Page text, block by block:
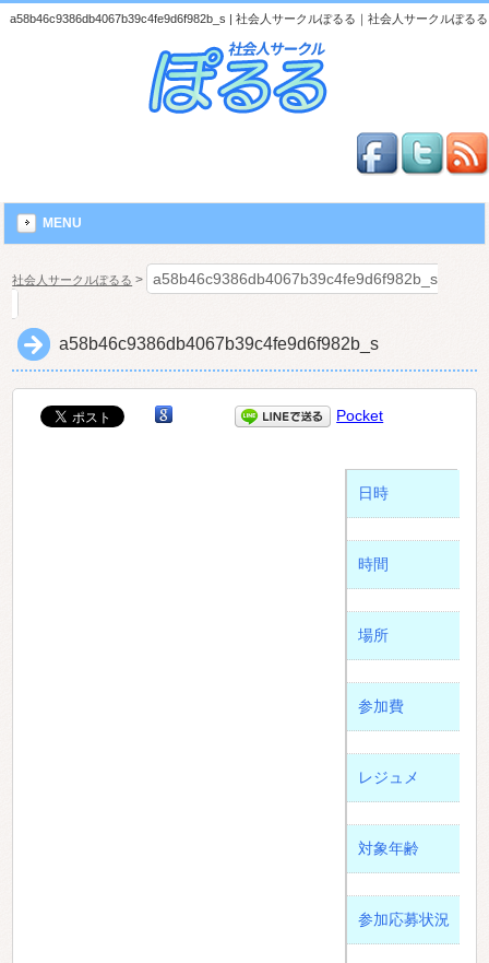
a58b46c9386db4067b39c4fe9d6f982b_s | 社会人サークルぽるる｜社会人サークルぽるる
MENU
社会人サークルぽるる > a58b46c9386db4067b39c4fe9d6f982b_s
a58b46c9386db4067b39c4fe9d6f982b_s
Pocket
日時
時間
場所
参加費
レジュメ
対象年齢
参加応募状況